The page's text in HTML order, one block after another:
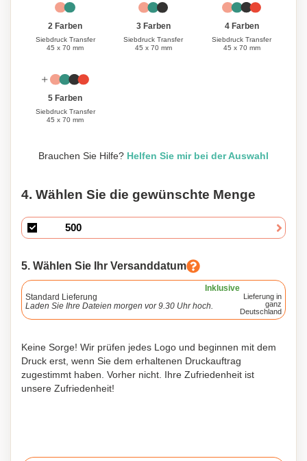
2 Farben
Siebdruck Transfer
45 x 70 mm
3 Farben
Siebdruck Transfer
45 x 70 mm
4 Farben
Siebdruck Transfer
45 x 70 mm
5 Farben
Siebdruck Transfer
45 x 70 mm
Brauchen Sie Hilfe? Helfen Sie mir bei der Auswahl
4. Wählen Sie die gewünschte Menge
5. Wählen Sie Ihr Versanddatum
Inklusive
Standard Lieferung
Laden Sie Ihre Dateien morgen vor 9.30 Uhr hoch.
Lieferung in
ganz
Deutschland
Keine Sorge! Wir prüfen jedes Logo und beginnen mit dem
Druck erst, wenn Sie dem erhaltenen Druckauftrag
zugestimmt haben. Vorher nicht. Ihre Zufriedenheit ist
unsere Zufriedenheit!